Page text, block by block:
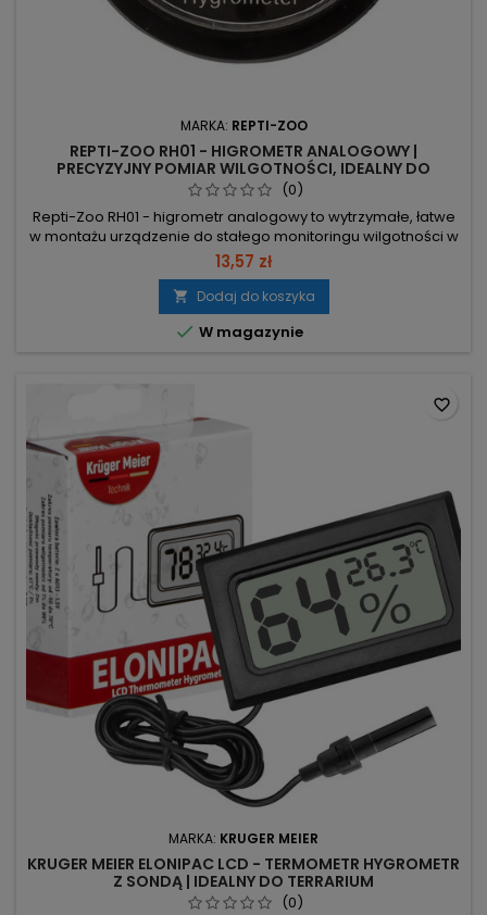
MARKA: REPTI-ZOO
REPTI-ZOO RH01 - HIGROMETR ANALOGOWY |
PRECYZYJNY POMIAR WILGOTNOŚCI, IDEALNY DO
TERRARIUM(0)
Repti-Zoo RH01 - higrometr analogowy to wytrzymałe, łatwe
w montażu urządzenie do stałego monitoringu wilgotności w
terrarium. Zakres 0–100% wilgotności – pełny pomiar dla
wszystkich warunków hodowlanych. Średnica 5 cm,
głębokość 2 cm – kompaktowy rozmiar, pasuje do
większości wybiegów. Montaż na taśmie samoprzylepnej –
szybki i trwały montaż wewnątrz...
13,57 zł
 Dodaj do koszyka
 W magazynie
MARKA: KRUGER MEIER
KRUGER MEIER ELONIPAC LCD - TERMOMETR HYGROMETR
Z SONDĄ | IDEALNY DO TERRARIUM
(0)
favorite_border